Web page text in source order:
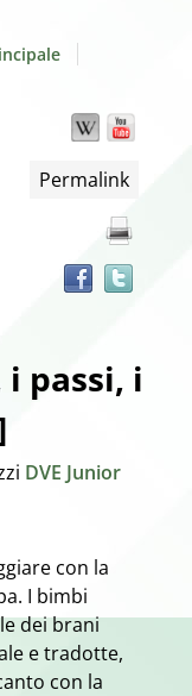
Wikipedia
Permalink
passi, i
DVE Junior
con la
I bimbi
dei brani
e tradotte,
con la